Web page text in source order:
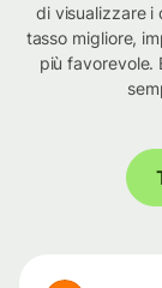
di visualizzare i
tasso migliore,
più favorevole.